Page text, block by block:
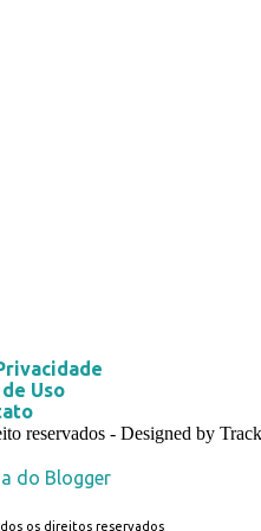
Uso
reservados - Designed by
do Blogger
os direitos reservados